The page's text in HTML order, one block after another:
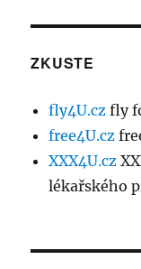
ZKUSTE
fly4U.cz fly
free4U.cz
XXX4U.cz
lékařského